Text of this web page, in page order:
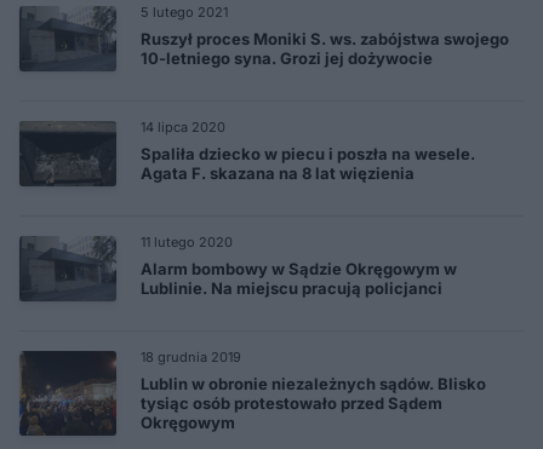
5 lutego 2021
Ruszył proces Moniki S. ws. zabójstwa swojego
10-letniego syna. Grozi jej dożywocie
14 lipca 2020
Spaliła dziecko w piecu i poszła na wesele.
Agata F. skazana na 8 lat więzienia
11 lutego 2020
Alarm bombowy w Sądzie Okręgowym w
Lublinie. Na miejscu pracują policjanci
18 grudnia 2019
Lublin w obronie niezależnych sądów. Blisko
tysiąc osób protestowało przed Sądem
Okręgowym